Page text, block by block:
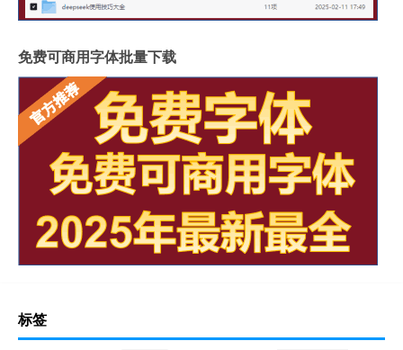
免费可商用字体批量下载
标签